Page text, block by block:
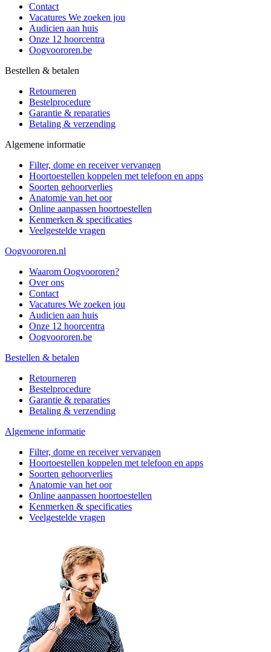
Contact
Vacatures We zoeken jou
Audicien aan huis
Onze 12 hoorcentra
Oogvoororen.be
Bestellen & betalen
Retourneren
Bestelprocedure
Garantie & reparaties
Betaling & verzending
Algemene informatie
Filter, dome en receiver vervangen
Hoortoestellen koppelen met telefoon en apps
Soorten gehoorverlies
Anatomie van het oor
Online aanpassen hoortoestellen
Kenmerken & specificaties
Veelgestelde vragen
Oogvoororen.nl
Waarom Oogvoororen?
Over ons
Contact
Vacatures We zoeken jou
Audicien aan huis
Onze 12 hoorcentra
Oogvoororen.be
Bestellen & betalen
Retourneren
Bestelprocedure
Garantie & reparaties
Betaling & verzending
Algemene informatie
Filter, dome en receiver vervangen
Hoortoestellen koppelen met telefoon en apps
Soorten gehoorverlies
Anatomie van het oor
Online aanpassen hoortoestellen
Kenmerken & specificaties
Veelgestelde vragen